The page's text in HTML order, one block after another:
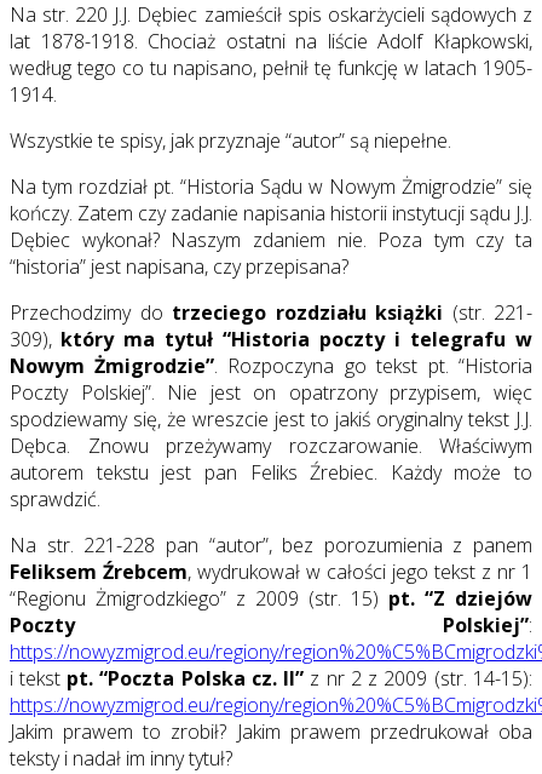
Na str. 220 J.J. Dębiec zamieścił spis oskarżycieli sądowych z
lat 1878-1918. Chociaż ostatni na liście Adolf Kłapkowski,
według tego co tu napisano, pełnił tę funkcję w latach 1905-
1914.
Wszystkie te spisy, jak przyznaje “autor” są niepełne.
Na tym rozdział pt. “Historia Sądu w Nowym Żmigrodzie” się
kończy. Zatem czy zadanie napisania historii instytucji sądu J.J.
Dębiec wykonał? Naszym zdaniem nie. Poza tym czy ta
“historia” jest napisana, czy przepisana?
Przechodzimy do trzeciego rozdziału książki (str. 221-
309), który ma tytuł “Historia poczty i telegrafu w
Nowym Żmigrodzie”. Rozpoczyna go tekst pt. “Historia
Poczty Polskiej”. Nie jest on opatrzony przypisem, więc
spodziewamy się, że wreszcie jest to jakiś oryginalny tekst J.J.
Dębca. Znowu przeżywamy rozczarowanie. Właściwym
autorem tekstu jest pan Feliks Źrebiec. Każdy może to
sprawdzić.
Na str. 221-228 pan “autor”, bez porozumienia z panem
Feliksem Źrebcem, wydrukował w całości jego tekst z nr 1
“Regionu Żmigrodzkiego” z 2009 (str. 15) pt. “Z dziejów
Poczty Polskiej”:
https://nowyzmigrod.eu/regiony/
i tekst pt. “Poczta Polska cz. II” z nr 2 z 2009 (str. 14-15):
https://nowyzmigrod.eu/regiony/
Jakim prawem to zrobił? Jakim prawem przedrukował oba
teksty i nadał im inny tytuł?